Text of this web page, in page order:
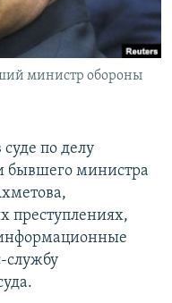
министр обороны
по делу
бывшего министра
преступлениях,
службу